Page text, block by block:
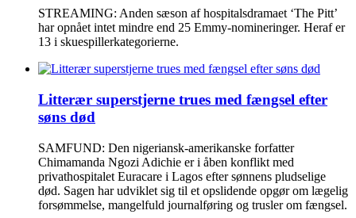
STREAMING: Anden sæson af hospitalsdramaet ‘The Pitt’
har opnået intet mindre end 25 Emmy-nomineringer. Heraf er
13 i skuespillerkategorierne.
Litterær superstjerne trues med fængsel efter
søns død
SAMFUND: Den nigeriansk-amerikanske forfatter
Chimamanda Ngozi Adichie er i åben konflikt med
privathospitalet Euracare i Lagos efter sønnens pludselige
død. Sagen har udviklet sig til et opslidende opgør om lægelig
forsømmelse, mangelfuld journalføring og trusler om fængsel.